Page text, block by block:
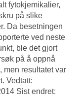
fytokjemikalier,
på slike
Da besetningen
ved neste
ble det gjort
på å oppnå
men resultatet var
Vedtatt:
Sist endret: